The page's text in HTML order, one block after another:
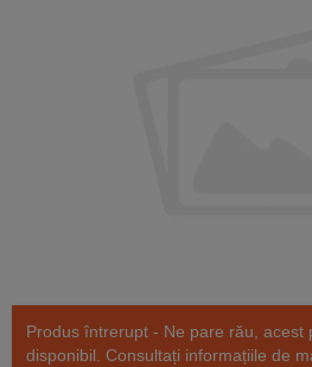
Produs întrerupt - Ne pare rău, acest
disponibil. Consultați informațiile de